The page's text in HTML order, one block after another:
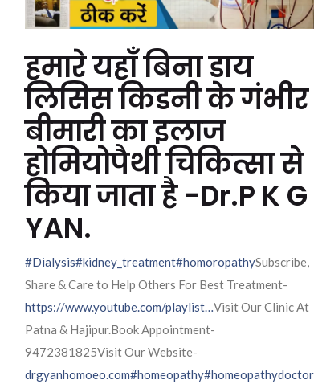
हमारे यहाँ बिना डाय
लिसिस किडनी के गंभीर
बीमारी का इलाज
होमियोपैथी चिकित्सा से
किया जाता है -Dr.P K G
YAN.
#Dialysis#kidney_treatment#homoropathySubscribe,
Share & Care to Help Others For Best Treatment-
https://www.youtube.com/playlist…Visit Our Clinic At
Patna & Hajipur.Book Appointment-
9472381825Visit Our Website-
drgyanhomoeo.com#homeopathy#homeopathydoctor